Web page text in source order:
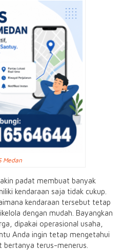
Medan
padat membuat banyak
kendaraan saja tidak cukup.
kendaraan tersebut tetap
dengan mudah. Bayangkan
dipakai operasional usaha,
Anda ingin tetap mengetahui
terus-menerus.